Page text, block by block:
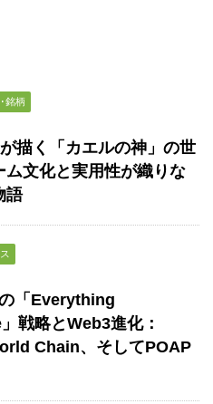
銘柄
描く「カエルの神」の世
ム文化と実用性が織りな
語
「Everything
戦略とWeb3進化：
Chain、そしてPOAP